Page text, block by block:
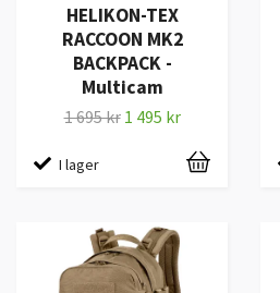
HELIKON-TEX
RACCOON MK2
BACKPACK -
Multicam
1 695 kr 1 495 kr
I lager